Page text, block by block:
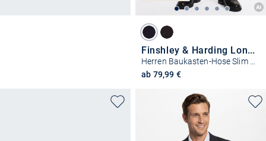
Finshley & Harding London
ab 79,99 €